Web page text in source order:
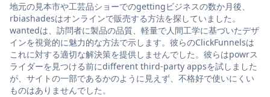
地元の見本市や工芸品ショーでのgettingビジネスの数か月後、
rbiashadesはオンラインで販売する方法を探していました。
wantedは、訪問者に製品の品質、軽量で人間工学に基づいたデザ
インを視覚的に魅力的な方法で示します。彼らのClickFunnelsは
これに対する適切な解決策を提供しませんでした。彼らはpowrス
ライダーを見つける前にdifferent third-party appsを試しました
が、サイトの一部であるかのように見えず、不格好で使いにくい
ものはありませんでした。